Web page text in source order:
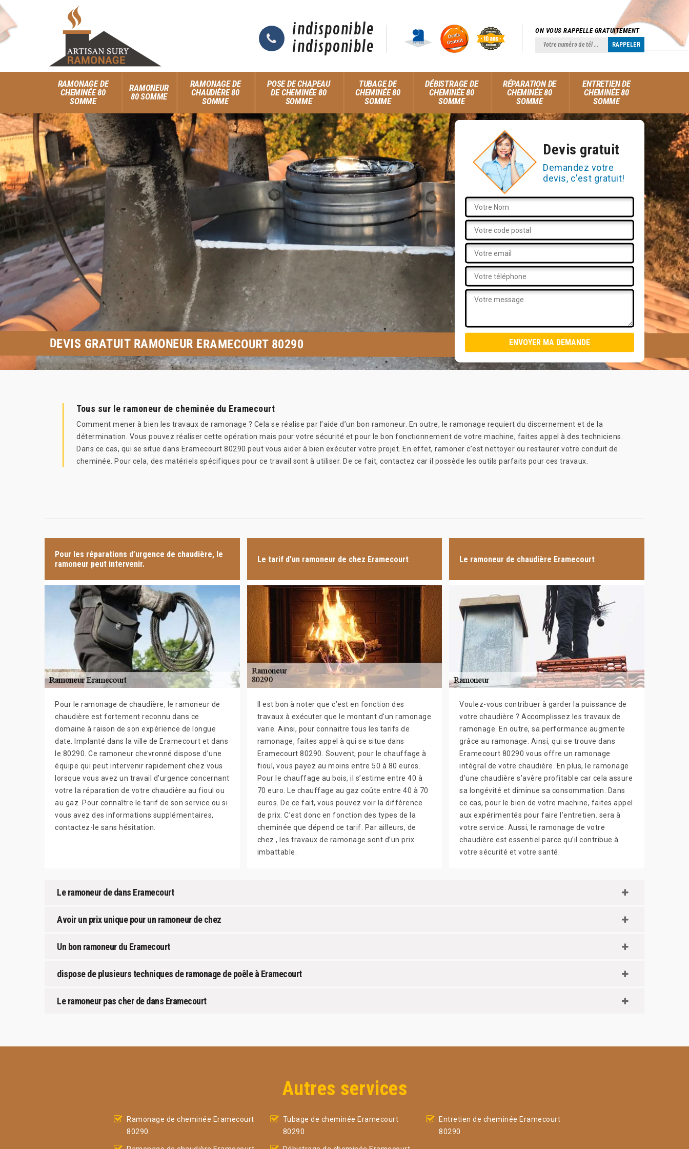
indisponible
indisponible
ON VOUS RAPPELLE GRATUITEMENT
RAMONAGE DE
CHEMINÉE 80
SOMME
RAMONEUR
80 SOMME
RAMONAGE DE
CHAUDIÈRE 80
SOMME
POSE DE CHAPEAU
DE CHEMINÉE 80
SOMME
TUBAGE DE
CHEMINÉE 80
SOMME
DÉBISTRAGE DE
CHEMINÉE 80
SOMME
RÉPARATION DE
CHEMINÉE 80
SOMME
ENTRETIEN DE
CHEMINÉE 80
SOMME
Devis gratuit
Demandez votre
devis, c'est gratuit!
DEVIS GRATUIT RAMONEUR ERAMECOURT 80290
Tous sur le ramoneur de cheminée du Eramecourt
Comment mener à bien les travaux de ramonage ? Cela se réalise par l’aide d’un bon ramoneur. En outre, le ramonage requiert du discernement et de la
détermination. Vous pouvez réaliser cette opération mais pour votre sécurité et pour le bon fonctionnement de votre machine, faites appel à des techniciens.
Dans ce cas, qui se situe dans Eramecourt 80290 peut vous aider à bien exécuter votre projet. En effet, ramoner c’est nettoyer ou restaurer votre conduit de
cheminée. Pour cela, des matériels spécifiques pour ce travail sont à utiliser. De ce fait, contactez car il possède les outils parfaits pour ces travaux.
Pour les réparations d’urgence de chaudière, le
ramoneur peut intervenir.
Pour le ramonage de chaudière, le ramoneur de
chaudière est fortement reconnu dans ce
domaine à raison de son expérience de longue
date. Implanté dans la ville de Eramecourt et dans
le 80290. Ce ramoneur chevronné dispose d’une
équipe qui peut intervenir rapidement chez vous
lorsque vous avez un travail d’urgence concernant
votre la réparation de votre chaudière au fioul ou
au gaz. Pour connaître le tarif de son service ou si
vous avez des informations supplémentaires,
contactez-le sans hésitation.
Le tarif d’un ramoneur de chez Eramecourt
Il est bon à noter que c’est en fonction des
travaux à exécuter que le montant d’un ramonage
varie. Ainsi, pour connaitre tous les tarifs de
ramonage, faites appel à qui se situe dans
Eramecourt 80290. Souvent, pour le chauffage à
fioul, vous payez au moins entre 50 à 80 euros.
Pour le chauffage au bois, il s’estime entre 40 à
70 euro. Le chauffage au gaz coûte entre 40 à 70
euros. De ce fait, vous pouvez voir la différence
de prix. C’est donc en fonction des types de la
cheminée que dépend ce tarif. Par ailleurs, de
chez , les travaux de ramonage sont d’un prix
imbattable.
Le ramoneur de chaudière Eramecourt
Voulez-vous contribuer à garder la puissance de
votre chaudière ? Accomplissez les travaux de
ramonage. En outre, sa performance augmente
grâce au ramonage. Ainsi, qui se trouve dans
Eramecourt 80290 vous offre un ramonage
intégral de votre chaudière. En plus, le ramonage
d’une chaudière s’avère profitable car cela assure
sa longévité et diminue sa consommation. Dans
ce cas, pour le bien de votre machine, faites appel
aux expérimentés pour faire l’entretien. sera à
votre service. Aussi, le ramonage de votre
chaudière est essentiel parce qu’il contribue à
votre sécurité et votre santé.
Le ramoneur de dans Eramecourt
Avoir un prix unique pour un ramoneur de chez
Un bon ramoneur du Eramecourt
dispose de plusieurs techniques de ramonage de poêle à Eramecourt
Le ramoneur pas cher de dans Eramecourt
Autres services
Ramonage de cheminée Eramecourt
80290
Tubage de cheminée Eramecourt
80290
Entretien de cheminée Eramecourt
80290